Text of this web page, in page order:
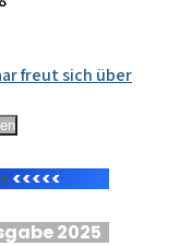
freut sich über
<<<<<
2025